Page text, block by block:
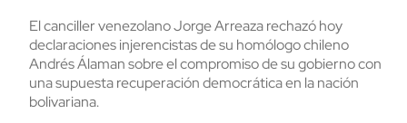
El canciller venezolano Jorge Arreaza rechazó hoy
declaraciones injerencistas de su homólogo chileno
Andrés Álaman sobre el compromiso de su gobierno con
una supuesta recuperación democrática en la nación
bolivariana.